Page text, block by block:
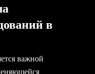
в
важной